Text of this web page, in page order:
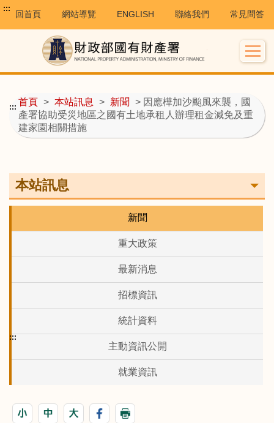
:::
回首頁 網站導覽 ENGLISH 聯絡我們 常見問答
首頁 > 本站訊息 > 新聞
> 因應樺加沙颱風來襲，國
產署協助受災地區之國有土地承租人辦理租金減免及重
建家園相關措施
:::
本站訊息
新聞
重大政策
最新消息
招標資訊
統計資料
主動資訊公開
就業資訊
:::